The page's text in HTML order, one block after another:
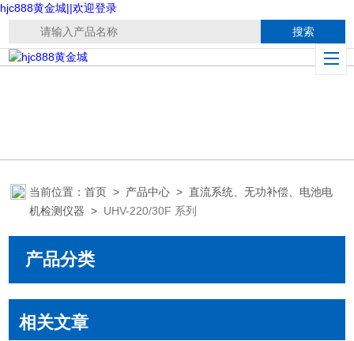
hjc888黄金城||欢迎登录
当前位置：首页 > 产品中心 >直流系统、无功补偿、电池电
机检测仪器 > UHV-220/30F 系列
产品分类
相关文章